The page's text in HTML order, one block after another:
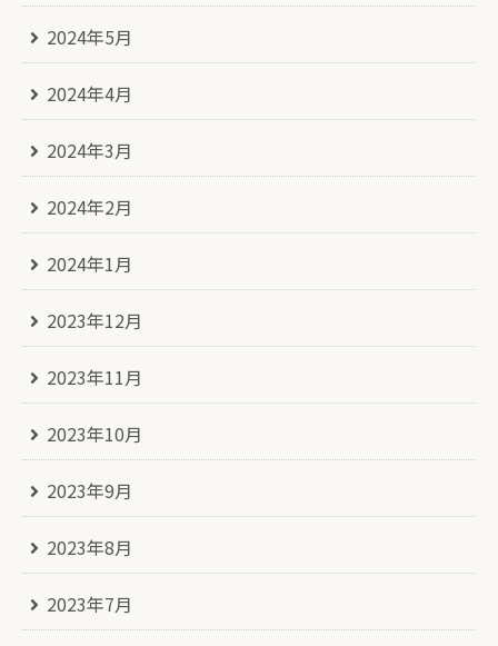
2024年5月
2024年4月
2024年3月
2024年2月
2024年1月
2023年12月
2023年11月
2023年10月
2023年9月
2023年8月
2023年7月